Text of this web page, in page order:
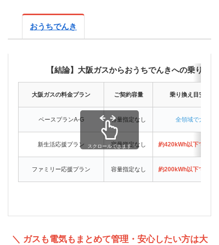
おうちでんき
【結論】大阪ガスからおうちでんきへの乗り換
大阪ガスの料金プラン ご契約容量 乗り換え目安（月
ベースプランA-G 容量指定なし 全領域で大阪ガ
新生活応援プラン 容量指定なし 約420kWh以下でおう
ファミリー応援プラン 容量指定なし 約200kWh以下でおう
スクロールできます
＼ ガスも電気もまとめて管理・安心したい方は大